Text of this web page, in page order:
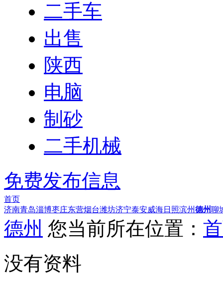
二手车
出售
陕西
电脑
制砂
二手机械
免费发布信息
首页
济南青岛淄博枣庄东营烟台潍坊济宁泰安威海日照滨州德州聊
德州 您当前所在位置：
没有资料